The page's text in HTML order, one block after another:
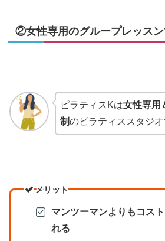
②女性専用のグループレッス
ピラティスKは女性専用
制のピラティススタジオ
メリット
マンツーマンよりもコス
れる